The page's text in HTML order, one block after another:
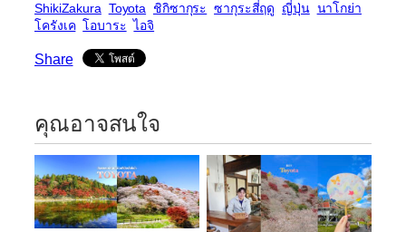
ShikiZakura Toyota ชิกิซากุระ ซากุระสี่ฤดู ญี่ปุ่น นาโกย่า
โครังเค โอบาระ ไอจิ
Share
คุณอาจสนใจ